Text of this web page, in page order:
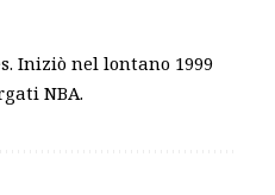
Iniziò nel lontano 1999
NBA.